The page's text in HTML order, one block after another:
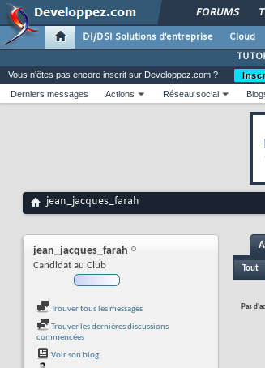
FORUMS
DI/DSI Solutions d'entreprise Cloud
Vous n'êtes pas encore inscrit sur Developpez.com ?
Derniers messages
Actions Réseau social
jean_jacques_farah
jean_jacques_farah
Candidat au Club
Trouver tous les messages
Trouver les dernières discussions
commencées
Voir son blog
Tout
Pas